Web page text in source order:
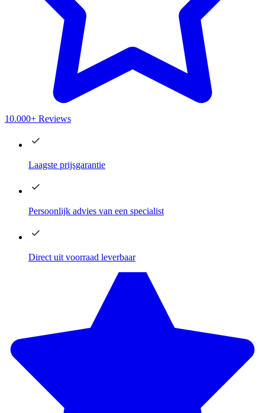
10.000+ Reviews
Laagste prijsgarantie
Persoonlijk advies van een specialist
Direct uit voorraad leverbaar